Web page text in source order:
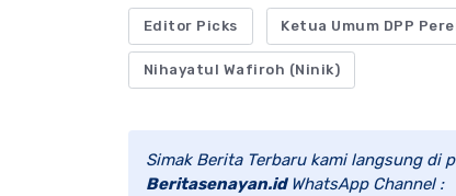
Editor Picks Ketua Umum DPP
Nihayatul Wafiroh (Ninik)
Simak Berita Terbaru kami langsung di
Beritasenayan.idWhatsApp Channel :